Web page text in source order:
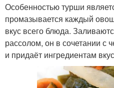
Особенностью турши
промазывается каждый
вкус всего блюда.
рассолом, он в сочетании с
и придаёт ингредиентам